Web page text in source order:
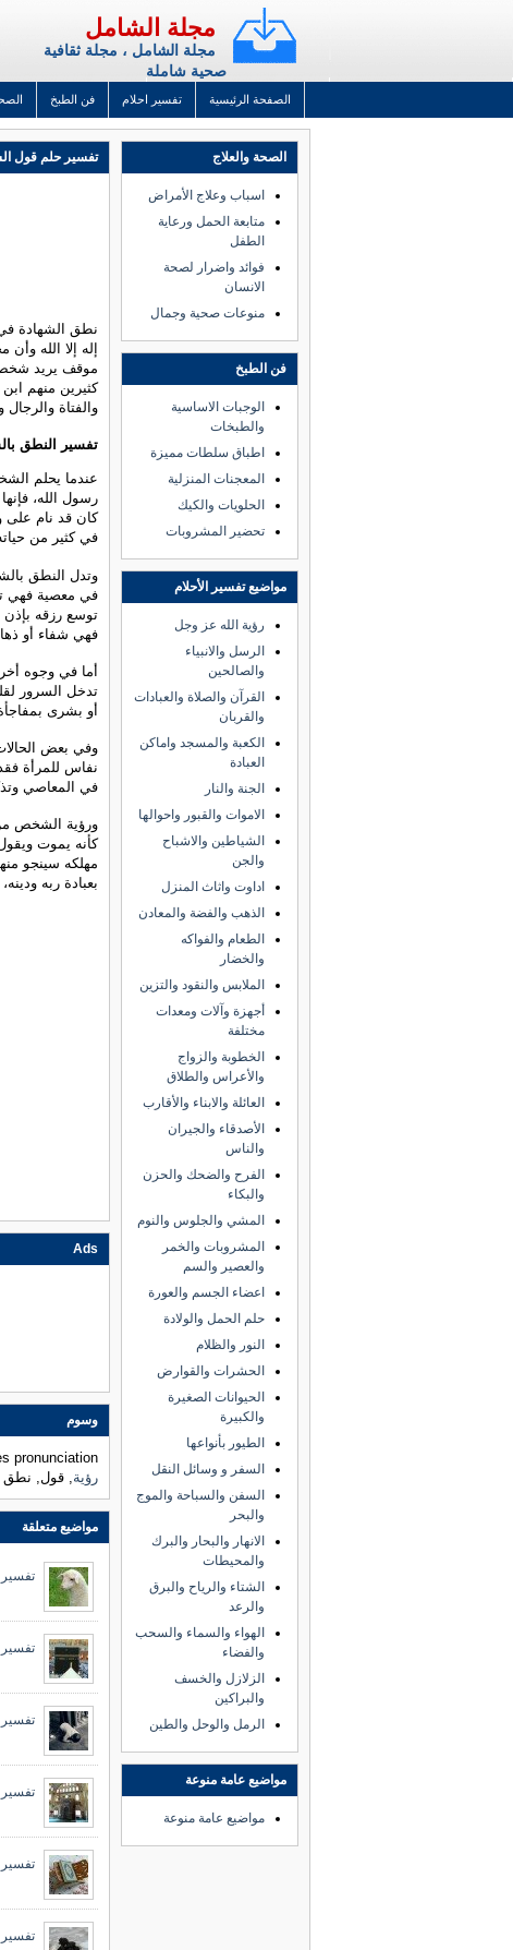
مجلة الشامل
مجلة الشامل ، مجلة ثقافية
صحية شاملة
الصفحة الرئيسية تفسير احلام فن الطبخ
تفسير حلم قول
نطق الشهادة في
إله إلا الله
موقف يريد شخص
كثيرين منهم
والفتاة والرجال
تفسير النطق
عندما يحلم
رسول الله،
كان قد نام على
في كثير من
وتدل النطق
في معصية فهي
توسع رزقه بإذن
فهي شفاء أو
أما في وجوه
تدخل السرور
أو بشرى
وفي بعض
نفاس للمرأة
في المعاصي
ورؤية الشخص
كأنه يموت
مهلكه سينجو
بعبادة ربه
Ads
وسوم
pronunciation,
رؤية , قول, نطق
مواضيع متعلقة
تفسير
تفسير
تفسير
تفسير
تفسير
الصحة والعلاج
اسباب وعلاج الأمراض
متابعة الحمل ورعاية
الطفل
فوائد واضرار لصحة
الانسان
منوعات صحية وجمال
فن الطبخ
الوجبات الاساسية
والطبخات
اطباق سلطات مميزة
المعجنات المنزلية
الحلويات والكيك
تحضير المشروبات
مواضيع تفسير الأحلام
رؤية الله عز وجل
الرسل والانبياء
والصالحين
القرآن والصلاة والعبادات
والقربان
الكعبة والمسجد واماكن
العبادة
الجنة والنار
الاموات والقبور واحوالها
الشياطين والاشباح
والجن
اداوت واثاث المنزل
الذهب والفضة والمعادن
الطعام والفواكه
والخضار
الملابس والنقود والتزين
أجهزة وآلات ومعدات
مختلفة
الخطوبة والزواج
والأعراس والطلاق
العائلة والابناء والأقارب
الأصدقاء والجيران
والناس
الفرح والضحك والحزن
والبكاء
المشي والجلوس والنوم
المشروبات والخمر
والعصير والسم
اعضاء الجسم والعورة
حلم الحمل والولادة
النور والظلام
الحشرات والقوارض
الحيوانات الصغيرة
والكبيرة
الطيور بأنواعها
السفر و وسائل النقل
السفن والسباحة والموج
والبحر
الانهار والبحار والبرك
والمحيطات
الشتاء والرياح والبرق
والرعد
الهواء والسماء والسحب
والفضاء
الزلازل والخسف
والبراكين
الرمل والوحل والطين
مواضيع عامة منوعة
مواضيع عامة منوعة